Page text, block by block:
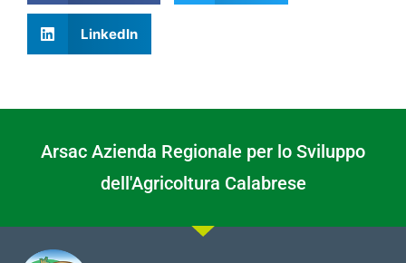
LinkedIn
Arsac Azienda Regionale per lo Sviluppo
dell'Agricoltura Calabrese